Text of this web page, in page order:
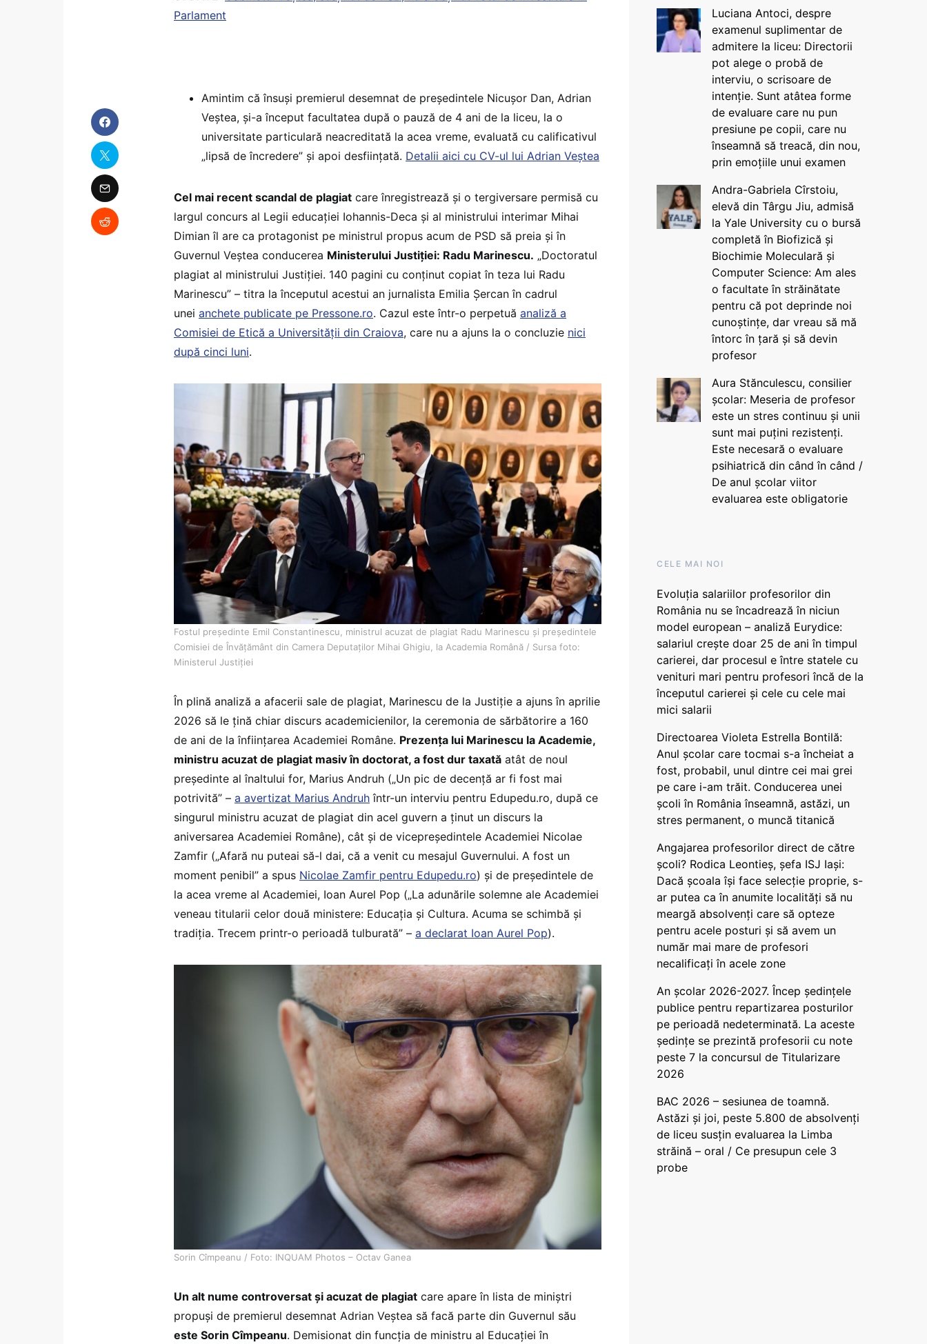
Parlament
Amintim că însuși premierul desemnat de președintele Nicușor Dan, Adrian
Veștea, și-a început facultatea după o pauză de 4 ani de la liceu, la o
universitate particulară neacreditată la acea vreme, evaluată cu calificativul
„lipsă de încredere” și apoi desființată. Detalii aici cu CV-ul lui Adrian Veștea
Cel mai recent scandal de plagiat care înregistrează și o tergiversare permisă cu
largul concurs al Legii educației Iohannis-Deca și al ministrului interimar Mihai
Dimian îl are ca protagonist pe ministrul propus acum de PSD să preia și în
Guvernul Veștea conducerea Ministerului Justiției: Radu Marinescu. „Doctoratul
plagiat al ministrului Justiției. 140 pagini cu conținut copiat în teza lui Radu
Marinescu” – titra la începutul acestui an jurnalista Emilia Șercan în cadrul
unei anchete publicate pe Pressone.ro. Cazul este într-o perpetuă analiză a
Comisiei de Etică a Universității din Craiova, care nu a ajuns la o concluzie nici
după cinci luni.
Fostul președinte Emil Constantinescu, ministrul acuzat de plagiat Radu Marinescu și președintele
Comisiei de Învățământ din Camera Deputaților Mihai Ghigiu, la Academia Română / Sursa foto:
Ministerul Justiției
În plină analiză a afacerii sale de plagiat, Marinescu de la Justiție a ajuns în aprilie
2026 să le țină chiar discurs academicienilor, la ceremonia de sărbătorire a 160
de ani de la înființarea Academiei Române. Prezența lui Marinescu la Academie,
ministru acuzat de plagiat masiv în doctorat, a fost dur taxată atât de noul
președinte al înaltului for, Marius Andruh („Un pic de decență ar fi fost mai
potrivită” – a avertizat Marius Andruh într-un interviu pentru Edupedu.ro, după ce
singurul ministru acuzat de plagiat din acel guvern a ținut un discurs la
aniversarea Academiei Române), cât și de vicepreședintele Academiei Nicolae
Zamfir („Afară nu puteai să-l dai, că a venit cu mesajul Guvernului. A fost un
moment penibil” a spus Nicolae Zamfir pentru Edupedu.ro) și de președintele de
la acea vreme al Academiei, Ioan Aurel Pop („La adunările solemne ale Academiei
veneau titularii celor două ministere: Educația și Cultura. Acuma se schimbă și
tradiția. Trecem printr-o perioadă tulburată” – a declarat Ioan Aurel Pop).
Sorin Cîmpeanu / Foto: INQUAM Photos – Octav Ganea
Un alt nume controversat și acuzat de plagiat care apare în lista de miniștri
propuși de premierul desemnat Adrian Veștea să facă parte din Guvernul său
este Sorin Cîmpeanu. Demisionat din funcția de ministru al Educației în
Luciana Antoci, despre
examenul suplimentar de
admitere la liceu: Directorii
pot alege o probă de
interviu, o scrisoare de
intenție. Sunt atâtea forme
de evaluare care nu pun
presiune pe copii, care nu
înseamnă să treacă, din nou,
prin emoțiile unui examen
Andra-Gabriela Cîrstoiu,
elevă din Târgu Jiu, admisă
la Yale University cu o bursă
completă în Biofizică și
Biochimie Moleculară și
Computer Science: Am ales
o facultate în străinătate
pentru că pot deprinde noi
cunoștințe, dar vreau să mă
întorc în țară și să devin
profesor
Aura Stănculescu, consilier
școlar: Meseria de profesor
este un stres continuu și unii
sunt mai puțini rezistenți.
Este necesară o evaluare
psihiatrică din când în când /
De anul școlar viitor
evaluarea este obligatorie
CELE MAI NOI
Evoluția salariilor profesorilor din
România nu se încadrează în niciun
model european – analiză Eurydice:
salariul crește doar 25 de ani în timpul
carierei, dar procesul e între statele cu
venituri mari pentru profesori încă de la
începutul carierei și cele cu cele mai
mici salarii
Directoarea Violeta Estrella Bontilă:
Anul școlar care tocmai s-a încheiat a
fost, probabil, unul dintre cei mai grei
pe care i-am trăit. Conducerea unei
școli în România înseamnă, astăzi, un
stres permanent, o muncă titanică
Angajarea profesorilor direct de către
școli? Rodica Leontieș, șefa ISJ Iași:
Dacă școala își face selecție proprie, s-
ar putea ca în anumite localități să nu
meargă absolvenți care să opteze
pentru acele posturi și să avem un
număr mai mare de profesori
necalificați în acele zone
An școlar 2026-2027. Încep ședințele
publice pentru repartizarea posturilor
pe perioadă nedeterminată. La aceste
ședințe se prezintă profesorii cu note
peste 7 la concursul de Titularizare
2026
BAC 2026 – sesiunea de toamnă.
Astăzi și joi, peste 5.800 de absolvenți
de liceu susțin evaluarea la Limba
străină – oral / Ce presupun cele 3
probe